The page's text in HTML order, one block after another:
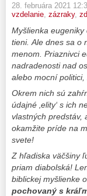
28. februára 2021
vzdelanie zázraky,
Myšlienka
tieni. Ale dnes sa o
menom. Priaznivci
nadradenosti nad
alebo mocní
Okrem nich sú
údajné ‚elity‘ s ich
vlastných predstáv,
okamžite príde na
svete!
Z hľadiska väčšiny
priam diabolská!
biblickej myšlienke
pochovaný s